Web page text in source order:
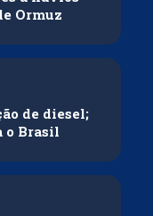
Ormuz
de diesel;
o Brasil